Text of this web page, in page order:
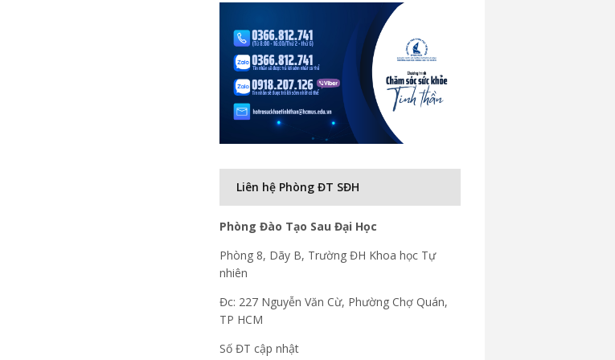
Liên hệ Phòng ĐT SĐH
Phòng Đào Tạo Sau Đại Học
Phòng 8, Dãy B, Trường ĐH Khoa học Tự
nhiên
Đc: 227 Nguyễn Văn Cừ, Phường Chợ Quán,
TP HCM
Số ĐT cập nhật